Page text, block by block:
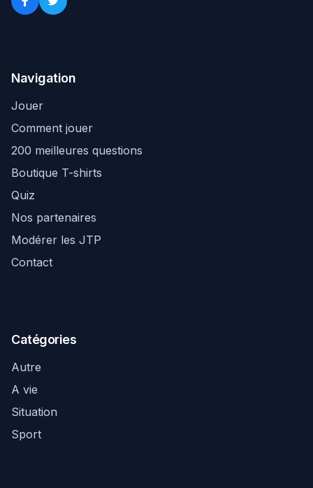
Navigation
Jouer
Comment jouer
200 meilleures questions
Boutique T-shirts
Quiz
Nos partenaires
Modérer les JTP
Contact
Catégories
Autre
A vie
Situation
Sport